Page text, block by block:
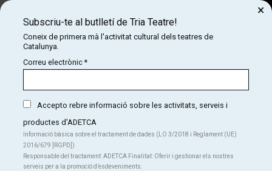
CARTELLERA
Luis Zahera - " Chungo"
Del ds. 20.07.24 al dg. 08.09.24
Teatre Coliseum
Subscriu-te al butlletí de Tria Teatre!
Coneix de primera mà l'activitat cultural dels teatres de
Catalunya.
Correu electrònic*
Accepto rebre informació sobre les activitats, serveis i
productes d'ADETCA
Informació bàsica sobre el tractament de dades (LO 3/2018 i Reglament (UE)
2016/679 ]RGPD])
Responsable del tractament: ADETCA Finalitat: Oferir i gestionar els nostres
serveis per a la promoció d’esdeveniments.
×